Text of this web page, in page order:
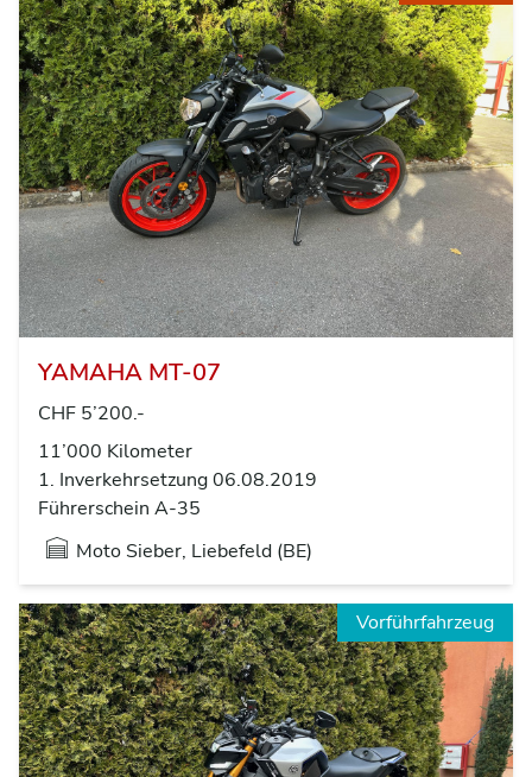
YAMAHA MT-07
CHF 5’200.-
11’000 Kilometer
1. Inverkehrsetzung 06.08.2019
Führerschein A-35
Moto Sieber, Liebefeld (BE)
Vorführfahrzeug